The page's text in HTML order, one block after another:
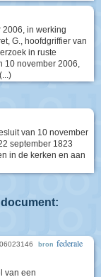
in werking
G., hoofdgriffier van
in ruste
november 2006,
van 10 november
september 1823
in de kerken en aan
bron federale
van een